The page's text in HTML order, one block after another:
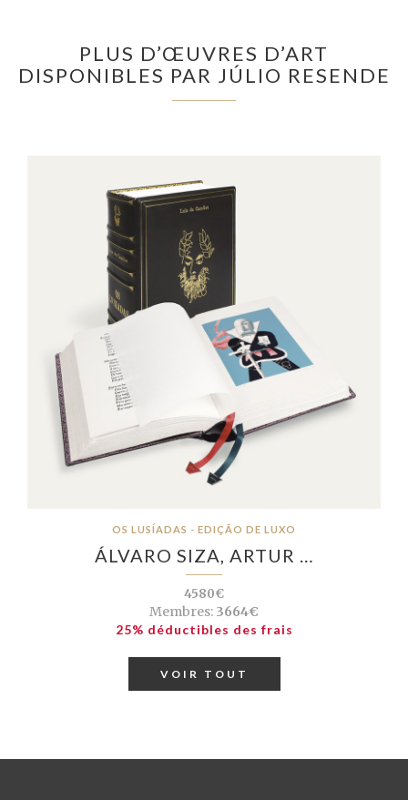
PLUS D’ŒUVRES D’ART
DISPONIBLES PAR JÚLIO RESENDE
OS LUSÍADAS - EDIÇÃO DE LUXO
ÁLVARO SIZA, ARTUR …
4580€
Membres: 3664€
25% déductibles des frais
VOIR TOUT